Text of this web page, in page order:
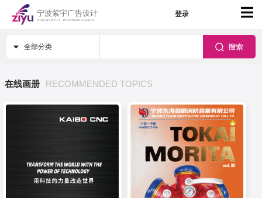
登录
全部分类
在线画册 RECOMMENDED TOPICS